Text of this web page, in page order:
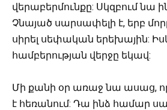
վերաբերմունքը: Սկզբում նա
Չնայած սարսափելի է, երբ
սիրել սեփական երեխային:
համբերության վերջը եկավ:
Մի քանի օր առաջ նա ասաց,
է հեռանում: Դա ինձ համար